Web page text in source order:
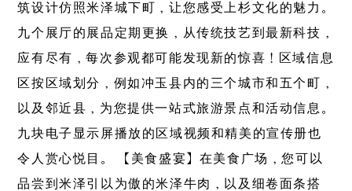
筑设计仿照米泽城下町，让您感受上杉文化的魅力。
九个展厅的展品定期更换，从传统技艺到最新科技，
应有尽有，每次参观都可能发现新的惊喜！区域信息
区按区域划分，例如冲玉县内的三个城市和五个町，
以及邻近县，为您提供一站式旅游景点和活动信息。
九块电子显示屏播放的区域视频和精美的宣传册也
令人赏心悦目。 【美食盛宴】在美食广场，您可以
品尝到米泽引以为傲的米泽牛肉，以及细卷面条搭